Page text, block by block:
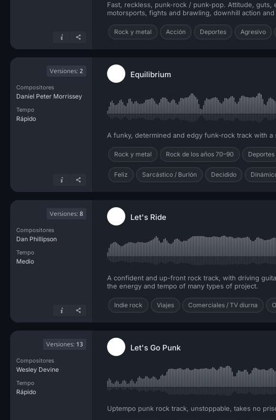
Fast, reckless, punk-rock / punk-pop. Attitude,
motorsports, fights and brawling, downhill action
Rock y metal Acción Deportes Agresivo
Versiones: 2
Compositores
Daniel Peter Morrissey
Tempo
Rápido
Equilibrium
A funky, determined and edgy funk-rock track with
Rock y metal Rock de los años 70–90 Deportes
Feliz Sarcástico / Burlón Decidido
Versiones: 8
Compositores
Dan Phillipson
Tempo
Medio
Let's Ride
A confident and up-front rock track, with driving
the energy and tempo of many types of project.
Indie rock Viajes Comerciales / TV diurna
Versiones: 13
Compositores
Wesley Devine
Tempo
Rápido
Let's Go Punk
Uptempo punk rock track, unstoppable, takes no